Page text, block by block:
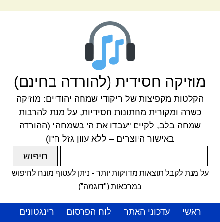
מוזיקה חסידית (להורדה בחינם)
הקלטות מקפיצות של ריקודי שמחה יהודיים: מוזיקה
כשרה ומקורית מחתונות חסידיות, על מנת להרבות
שמחה בלב, לקיים "עבדו את ה' בשמחה" (ההורדה
באישור היוצרים – ללא עוון גזל ח"ו)
על מנת לקבל תוצאות מדויקות יותר - ניתן לעטוף מונח לחיפוש
במרכאות ("דוגמה")
ראשי עדכוני האתר לוח הפרסום
רינגטונים